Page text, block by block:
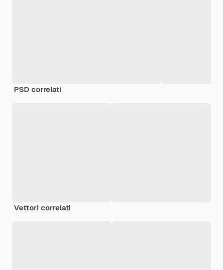
PSD correlati
Vettori correlati